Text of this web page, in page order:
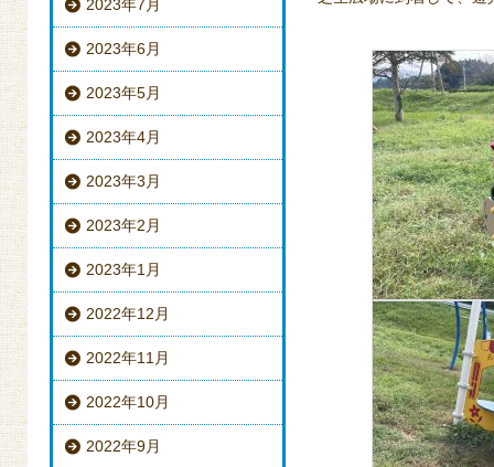
2023年7月
2023年6月
2023年5月
2023年4月
2023年3月
2023年2月
2023年1月
2022年12月
2022年11月
2022年10月
2022年9月